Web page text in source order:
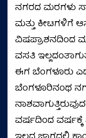
ನಗರದ ಮರಗಳು
ಮತ್ತು ಕೀಟಗಳಿಗೆ
ವಿಷಪ್ರಾಶನದಿಂದ
ವಸತಿ
ಈಗ ಬೆಂಗಳೂರು
ಬೆಂಗಳೂರಿನಂಥ
ವರ್ಷದಿಂದ